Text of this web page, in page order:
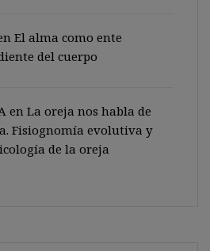
El alma como ente
del cuerpo
enLa oreja nos habla de
Fisiognomía evolutiva y
de la oreja